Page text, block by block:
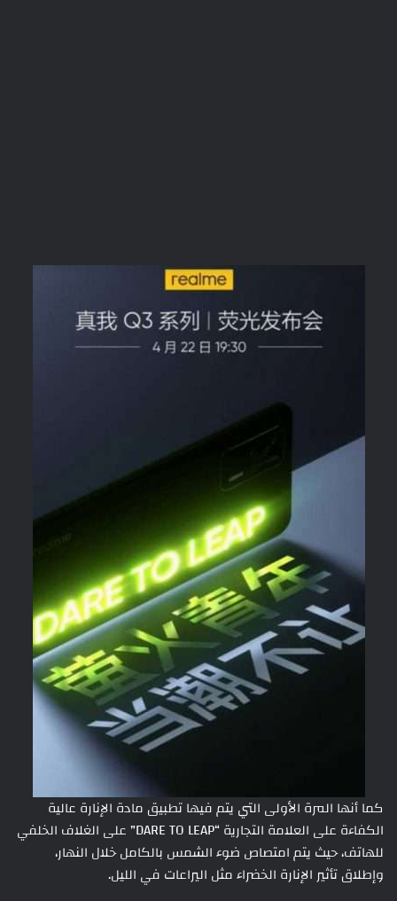
كما أنها المرة الأولى التي يتم فيها تطبيق مادة الإنارة عالية
الكفاءة على العلامة التجارية “DARE TO LEAP” على الغلاف الخلفي
للهاتف، حيث يتم امتصاص ضوء الشمس بالكامل خلال النهار،
وإطلاق تأثير الإنارة الخضراء مثل اليراعات في الليل.